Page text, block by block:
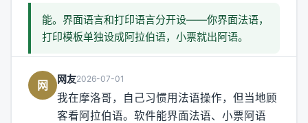
能。界面语言和打印语言分开设——你界面法语，
打印模板单独设成阿拉伯语，小票就出阿语。
网 网友2026-07-01
我在摩洛哥，自己习惯用法语操作，但当地顾
客看阿拉伯语。软件能界面法语、小票阿语